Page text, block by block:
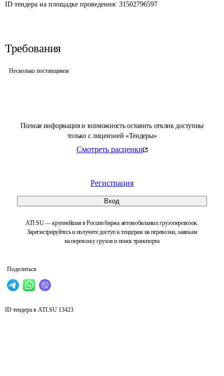
Полная информация и возможность оставить отклик доступны
только с лицензией «Тендеры»
Смотреть расценки
Регистрация
Вход
ATI.SU — крупнейшая в России биржа автомобильных грузоперевозок.
Зарегистрируйтесь и получите доступ к тендерам на перевозки, заявкам
на перевозку грузов и поиск транспорта
Поделиться
ID тендера на площадке проведения: 31502796597
Требования
Несколько поставщиков
ID тендера в ATI.SU 13423